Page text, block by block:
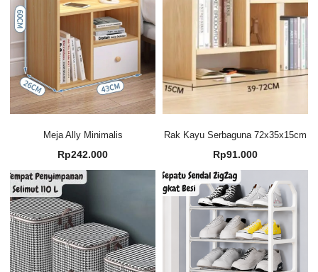
Meja Ally Minimalis
Rp242.000
Rak Kayu Serbaguna 72x35x15cm
Rp91.000